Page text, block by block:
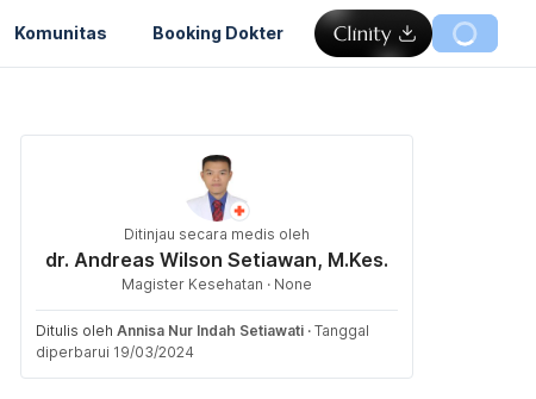
Komunitas Booking Dokter
Ditinjau secara medis oleh
dr. Andreas Wilson Setiawan, M.Kes.
Magister Kesehatan · None
Ditulis oleh Annisa Nur Indah Setiawati · Tanggal
diperbarui 19/03/2024